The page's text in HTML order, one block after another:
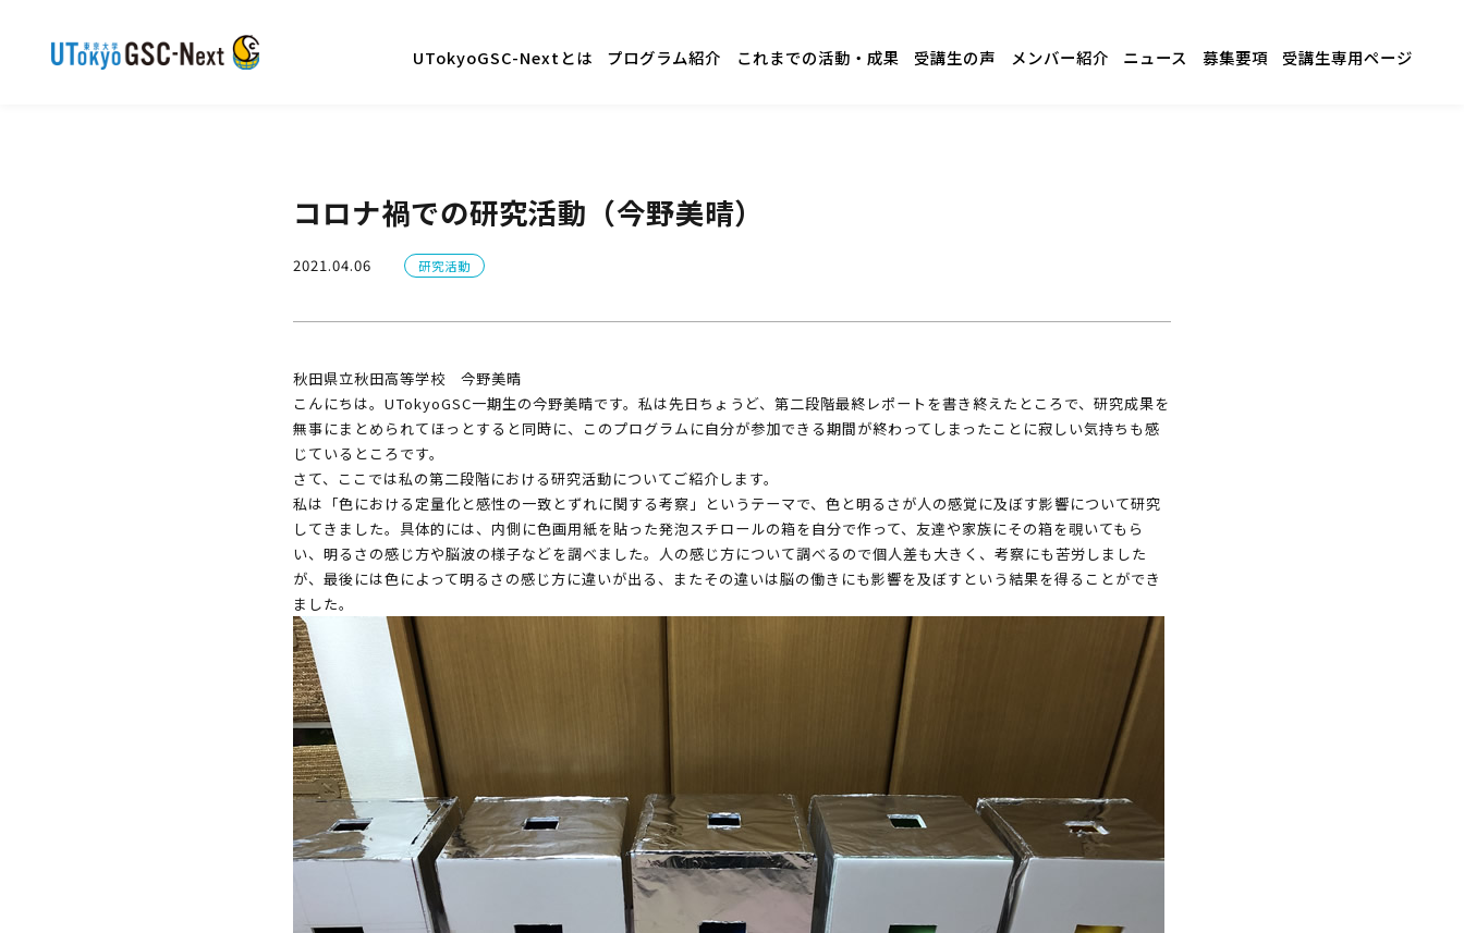
UTokyoGSC-Nextとは プログラム紹介 これまでの活動・成果 受講生の声 メンバー紹介 ニュース 募集要項 受講生専用ページ
コロナ禍での研究活動（今野美晴）
2021.04.06 研究活動
秋田県立秋田高等学校 今野美晴
こんにちは。UTokyoGSC一期生の今野美晴です。私は先日ちょうど、第二段階最終レポートを書き終えたところで、研究成果を
無事にまとめられてほっとすると同時に、このプログラムに自分が参加できる期間が終わってしまったことに寂しい気持ちも感
じているところです。
さて、ここでは私の第二段階における研究活動についてご紹介します。
私は「色における定量化と感性の一致とずれに関する考察」というテーマで、色と明るさが人の感覚に及ぼす影響について研究
してきました。具体的には、内側に色画用紙を貼った発泡スチロールの箱を自分で作って、友達や家族にその箱を覗いてもら
い、明るさの感じ方や脳波の様子などを調べました。人の感じ方について調べるので個人差も大きく、考察にも苦労しました
が、最後には色によって明るさの感じ方に違いが出る、またその違いは脳の働きにも影響を及ぼすという結果を得ることができ
ました。